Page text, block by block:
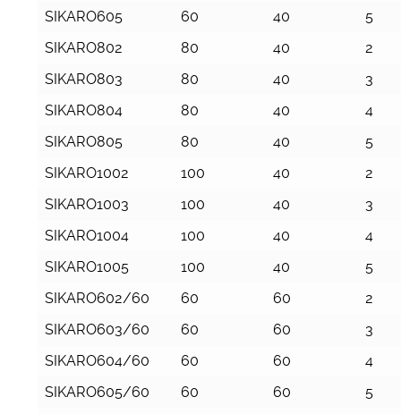
SIKARO605
60 40
5
SIKARO802
80 40
2
SIKARO803
80 40
3
SIKARO804
80 40
4
SIKARO805
80 40
5
SIKARO1002
100 40
2
SIKARO1003
100 40
3
SIKARO1004
100 40
4
SIKARO1005
100 40
5
SIKARO602/60
60 60
2
SIKARO603/60
60 60
3
SIKARO604/60
60 60
4
SIKARO605/60
60 60
5